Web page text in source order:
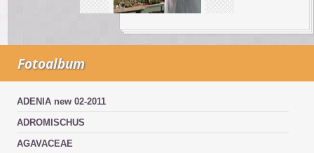
Fotoalbum
ADENIA new 02-2011
ADROMISCHUS
AGAVACEAE